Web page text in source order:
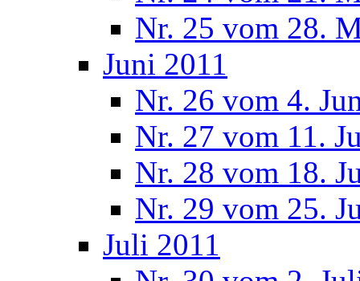
Nr. 25 vom 28.
Juni 2011
Nr. 26 vom 4.
Nr. 27 vom 11.
Nr. 28 vom 18.
Nr. 29 vom 25.
Juli 2011